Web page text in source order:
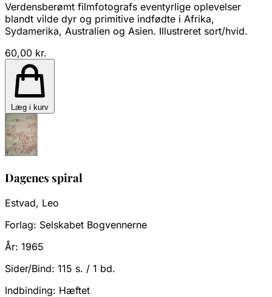
Verdensberømt filmfotografs eventyrlige oplevelser
blandt vilde dyr og primitive indfødte i Afrika,
Sydamerika, Australien og Asien. Illustreret sort/hvid.
60,00 kr.
Læg i kurv
Dagenes spiral
Estvad, Leo
Forlag: Selskabet Bogvennerne
År: 1965
Sider/Bind: 115 s. / 1 bd.
Indbinding: Hæftet